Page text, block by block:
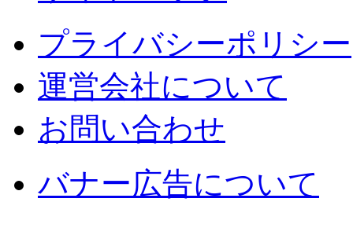
プライバシーポリシー
運営会社について
お問い合わせ
バナー広告について